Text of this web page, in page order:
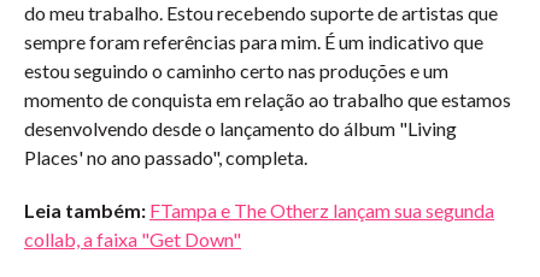
do meu trabalho. Estou recebendo suporte de artistas que
sempre foram referências para mim. É um indicativo que
estou seguindo o caminho certo nas produções e um
momento de conquista em relação ao trabalho que estamos
desenvolvendo desde o lançamento do álbum "Living
Places' no ano passado", completa.
Leia também: FTampa e The Otherz lançam sua segunda
collab, a faixa "Get Down"